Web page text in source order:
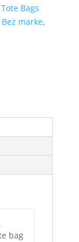
Bags
Bez marke,
bag